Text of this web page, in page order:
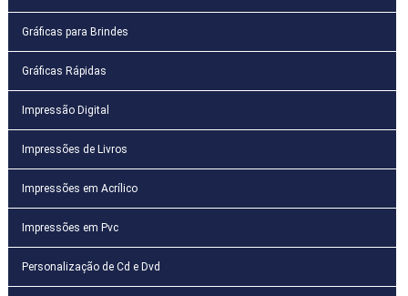
Gráficas para Brindes
Gráficas Rápidas
Impressão Digital
Impressões de Livros
Impressões em Acrílico
Impressões em Pvc
Personalização de Cd e Dvd